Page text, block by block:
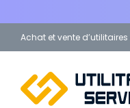
Achat et vente